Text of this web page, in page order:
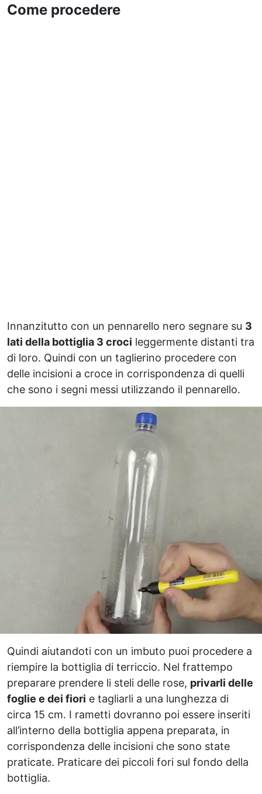
Come procedere
Innanzitutto con un pennarello nero segnare su 3
lati della bottiglia 3 croci leggermente distanti tra
di loro. Quindi con un taglierino procedere con
delle incisioni a croce in corrispondenza di quelli
che sono i segni messi utilizzando il pennarello.
Quindi aiutandoti con un imbuto puoi procedere a
riempire la bottiglia di terriccio. Nel frattempo
preparare prendere li steli delle rose, privarli delle
foglie e dei fiori e tagliarli a una lunghezza di
circa 15 cm. I rametti dovranno poi essere inseriti
all’interno della bottiglia appena preparata, in
corrispondenza delle incisioni che sono state
praticate. Praticare dei piccoli fori sul fondo della
bottiglia.